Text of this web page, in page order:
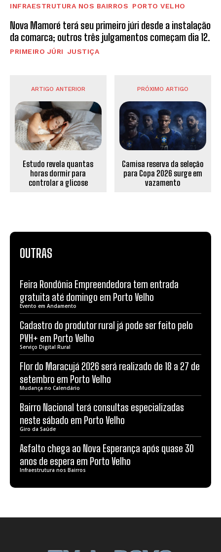
INFRAESTRUTURA NOS BAIRROS PORTO VELHO
Nova Mamoré terá seu primeiro júri desde a instalação
da comarca; outros três julgamentos começam dia 12.
PRIMEIRO JÚRI JUSTIÇA
ARTIGO ANTERIOR
Estudo revela quantas
horas dormir para
controlar a glicose
PRÓXIMO ARTIGO
Camisa reserva da seleção
para Copa 2026 surge em
vazamento
OUTRAS
Feira Rondônia Empreendedora tem entrada
gratuita até domingo em Porto Velho
Evento em Andamento
Cadastro do produtor rural já pode ser feito pelo
PVH+ em Porto Velho
Serviço Digital Rural
Flor do Maracujá 2026 será realizado de 18 a 27 de
setembro em Porto Velho
Mudança no Calendário
Bairro Nacional terá consultas especializadas
neste sábado em Porto Velho
Giro da Saúde
Asfalto chega ao Nova Esperança após quase 30
anos de espera em Porto Velho
Infraestrutura nos Bairros